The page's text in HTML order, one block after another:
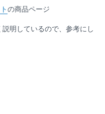
の商品ページ
明しているので、参考にし